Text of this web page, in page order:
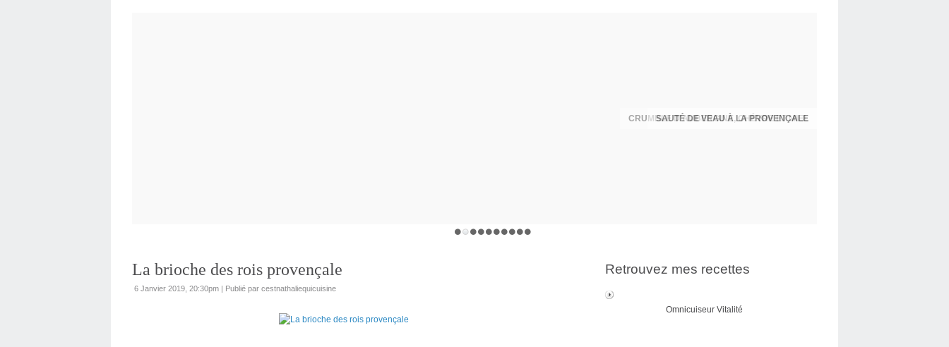
SAUTÉ DE VEAU À LA PROVENÇALE
La brioche des rois provençale
6 Janvier 2019, 20:30pm | Publié par cestnathaliequicuisine
Retrouvez mes recettes
Omnicuiseur Vitalité